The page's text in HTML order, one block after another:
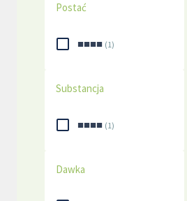
Postać
■■■■ (1)
Substancja
■■■■ (1)
Dawka